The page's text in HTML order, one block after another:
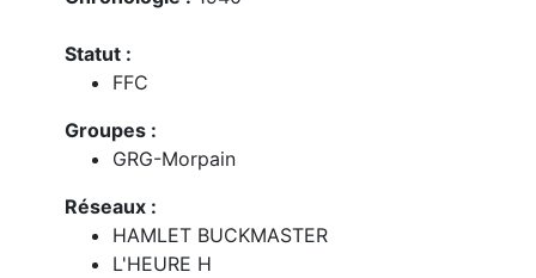
Statut :
FFC
Groupes :
GRG-Morpain
Réseaux :
HAMLET BUCKMASTER
L'HEURE H